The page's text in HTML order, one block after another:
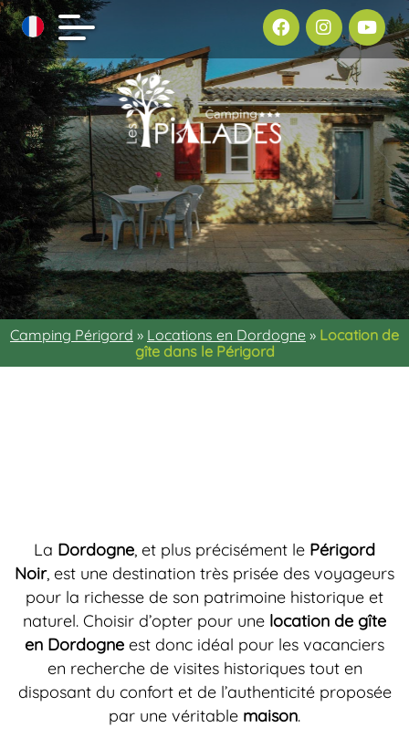
Camping Périgord » Locations en Dordogne » Location de
gîte dans le Périgord
La Dordogne , et plus précisément le Périgord
Noir, est une destination très prisée des voyageurs
pour la richesse de son patrimoine historique et
naturel. Choisir d’opter pour une location de gîte
en Dordogne est donc idéal pour les vacanciers
en recherche de visites historiques tout en
disposant du confort et de l’authenticité proposée
par une véritable maison.